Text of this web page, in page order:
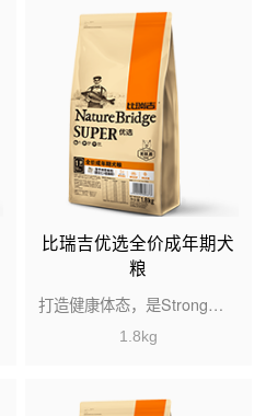
比瑞吉优选全价成年期犬
粮
打造健康体态，是Strong，不是虚胖
1.8kg